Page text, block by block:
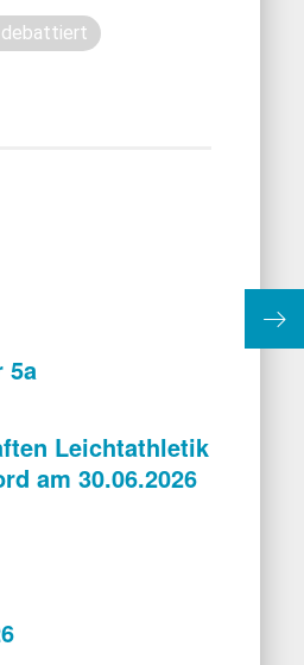
debattiert
5a
Leichtathletik
am 30.06.2026